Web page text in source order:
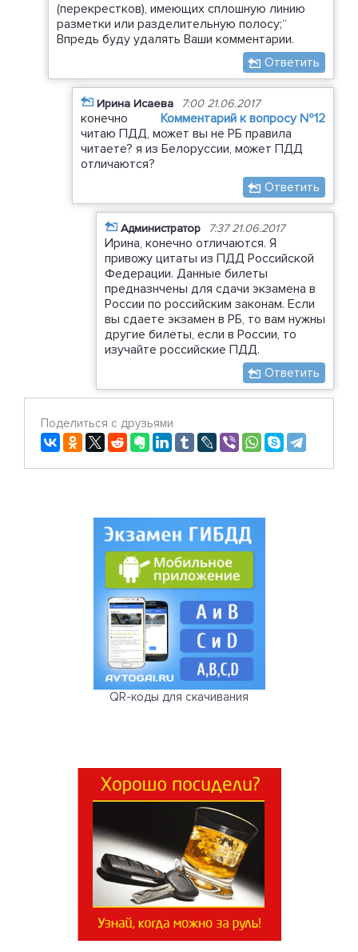
(перекрестков), имеющих сплошную линию
разметки или разделительную полосу;“
Впредь буду удалять Ваши комментарии.
Ответить
Ирина Исаева 7:00 21.06.2017
Комментарий к вопросу №12
конечно
читаю ПДД, может вы не РБ правила
читаете? я из Белоруссии, может ПДД
отличаются?
Ответить
Администратор 7:37 21.06.2017
Ирина, конечно отличаются. Я
привожу цитаты из ПДД Российской
Федерации. Данные билеты
предназнчены для сдачи экзамена в
России по российским законам. Если
вы сдаете экзамен в РБ, то вам нужны
другие билеты, если в России, то
изучайте российские ПДД.
Ответить
Поделиться с друзьями
QR-коды для скачивания